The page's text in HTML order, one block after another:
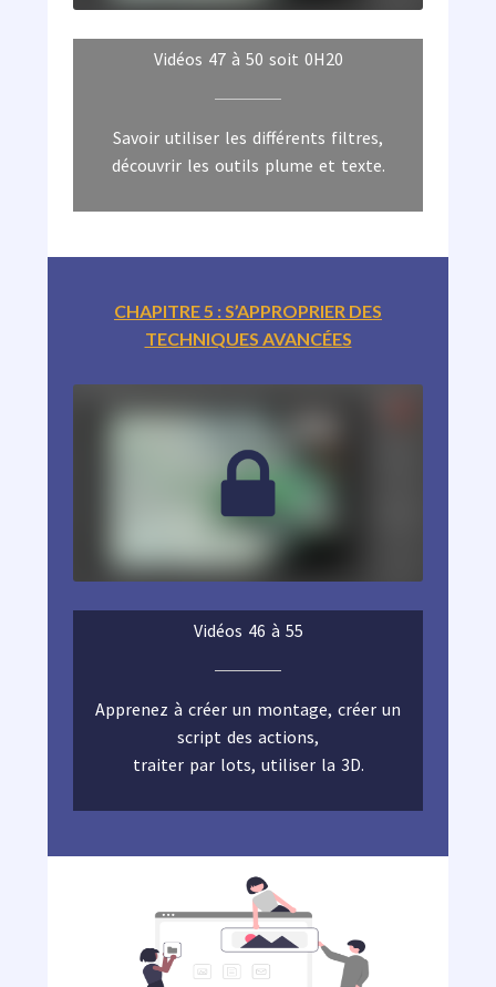
Vidéos 47 à 50 soit 0H20
Savoir utiliser les différents filtres,
découvrir les outils plume et texte.
CHAPITRE 5 : S’APPROPRIER DES
TECHNIQUES AVANCÉES
Vidéos 46 à 55
Apprenez à créer un montage, créer un
script des actions,
traiter par lots, utiliser la 3D.